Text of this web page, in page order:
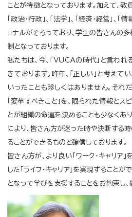
ことが特徴となっております。加えて、教
「政治・行政」、「法学」、「経済・経営」、
ョナルがそろっており、学生の皆さんの
制となっております。
私たちは、今、「VUCAの時代」と言わ
きております。昨年、「正しい」と考えて
いったことも珍しくはありません。それだ
「変革すべきこと」を、限られた情報とス
とが組織の命運を決めることも少なくあ
により、皆さん方が迷った時や決断する時
ることができるものと確信しております。
皆さん方が、より良い「ワーク・キャリア
した「ライフ・キャリア」を実現すること
となって学びを支援することをお約束し、